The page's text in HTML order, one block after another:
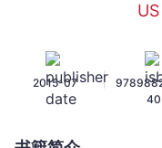
2015-07 |
40